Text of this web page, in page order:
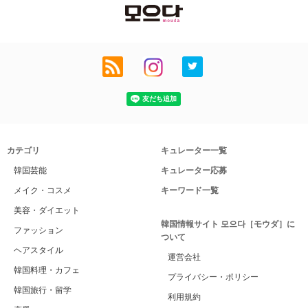
カテゴリ
韓国芸能
メイク・コスメ
美容・ダイエット
ファッション
ヘアスタイル
韓国料理・カフェ
韓国旅行・留学
キュレーター一覧
キュレーター応募
キーワード一覧
韓国情報サイト 모으다［モウダ］に
ついて
運営会社
プライバシー・ポリシー
利用規約